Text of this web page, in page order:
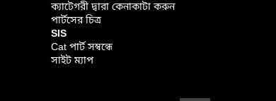
ক্যাটেগরী দ্বারা কেনাকাটা করুন
পার্টসের চিত্র
SIS
Cat পার্ট সম্বন্ধে
সাইট ম্যাপ